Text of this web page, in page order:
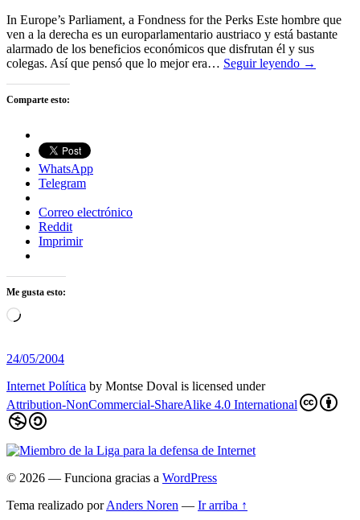
In Europe’s Parliament, a Fondness for the Perks Este hombre que
ven a la derecha es un europarlamentario austriaco y está bastante
alarmado de los beneficios económicos que disfrutan él y sus
colegas. Así que pensó que lo mejor era… Seguir leyendo →
Comparte esto:
WhatsApp
Telegram
Correo electrónico
Reddit
Imprimir
Me gusta esto:
Cargando...
24/05/2004
Internet Política by Montse Doval is licensed under
Attribution-NonCommercial-ShareAlike 4.0 International
© 2026 — Funciona gracias a WordPress
Tema realizado porAnders Noren — Ir arriba ↑